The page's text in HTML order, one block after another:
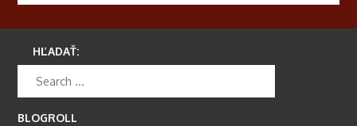
HĽADAŤ:
BLOGROLL